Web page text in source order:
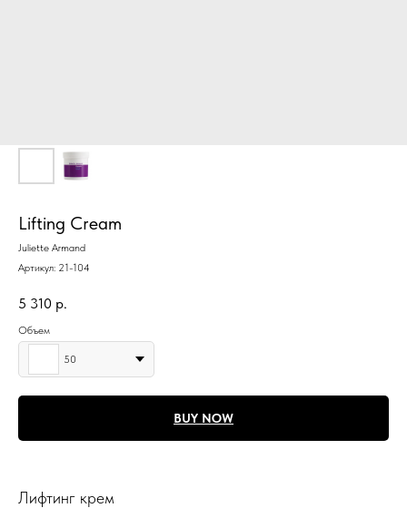
Lifting Cream
Juliette Armand
Артикул: 21-104
5 310 р.
Объем
50
BUY NOW
Лифтинг крем